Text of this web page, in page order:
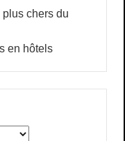
chers du
en hôtels